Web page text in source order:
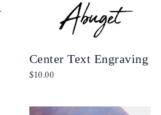
Center Text Engraving
$10.00